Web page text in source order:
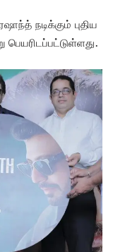
நடிக்கும் புதிய
பெயரிடப்பட்டுள்ளது.